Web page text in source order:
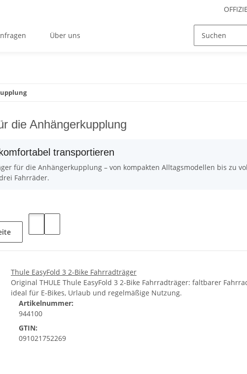
Über uns
die Anhängerkupplung
transportieren
für die Anhängerkupplung – von kompakten Alltagsmodellen bis zu
Fahrräder.
Thule EasyFold 3 2-Bike Fahrradträger
Original THULE Thule EasyFold 3 2-Bike Fahrradträger: faltbarer
ideal für E-Bikes, Urlaub und regelmäßige Nutzung.
Artikelnummer:
944100
GTIN:
091021752269